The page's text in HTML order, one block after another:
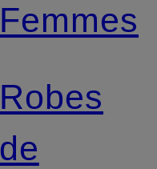
Femmes
Robes
de